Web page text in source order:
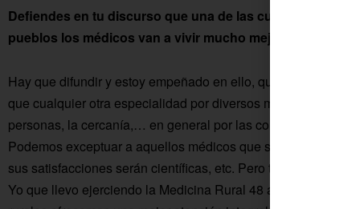
Defiendes en tu discurso que una de las cuestiones que
pueblos los médicos van a vivir mucho mejor que en las
Hay que difundir y estoy empeñado en ello, que la Medicina
que cualquier otra especialidad por diversos motivos, sobre
personas, la cercanía,… en general por las condiciones de
Podemos exceptuar a aquellos médicos que se centran en la
sus satisfacciones serán científicas, etc. Pero también se
Yo que llevo ejerciendo la Medicina Rural 48 años